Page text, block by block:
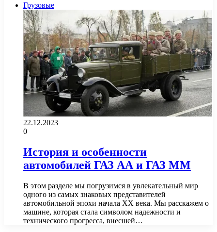
Грузовые
22.12.2023
0
История и особенности
автомобилей ГАЗ АА и ГАЗ ММ
В этом разделе мы погрузимся в увлекательный мир
одного из самых знаковых представителей
автомобильной эпохи начала XX века. Мы расскажем о
машине, которая стала символом надежности и
технического прогресса, внесшей…